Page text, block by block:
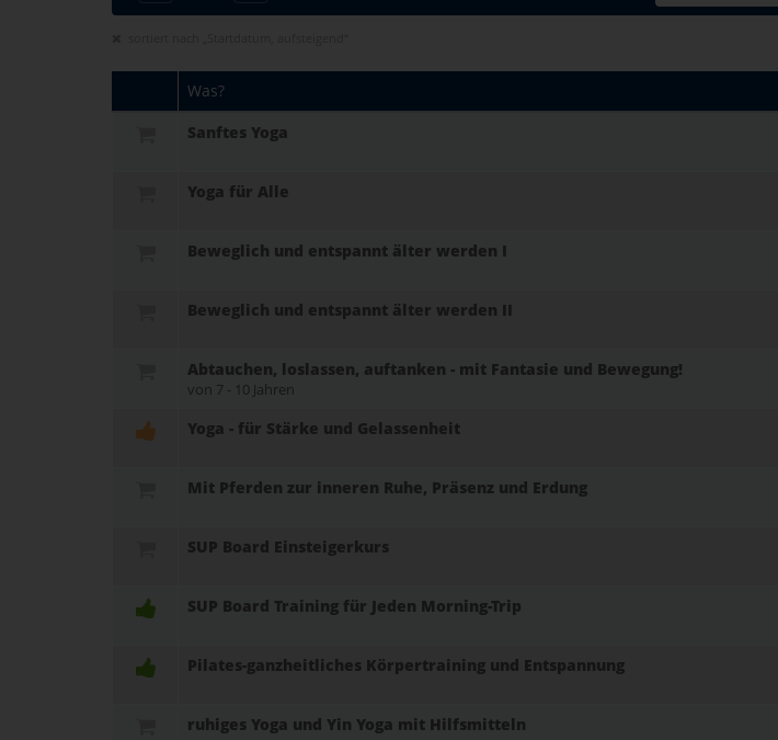
Was?
Sanftes Yoga
Yoga für Alle
Beweglich und entspannt älter werden I
Beweglich und entspannt älter werden II
Abtauchen, loslassen, auftanken - mit Fantasie und Bewegung!
von 7 - 10 Jahren
Yoga - für Stärke und Gelassenheit
Mit Pferden zur inneren Ruhe, Präsenz und Erdung
SUP Board Einsteigerkurs
SUP Board Training für Jeden Morning-Trip
Pilates-ganzheitliches Körpertraining und Entspannung
ruhiges Yoga und Yin Yoga mit Hilfsmitteln